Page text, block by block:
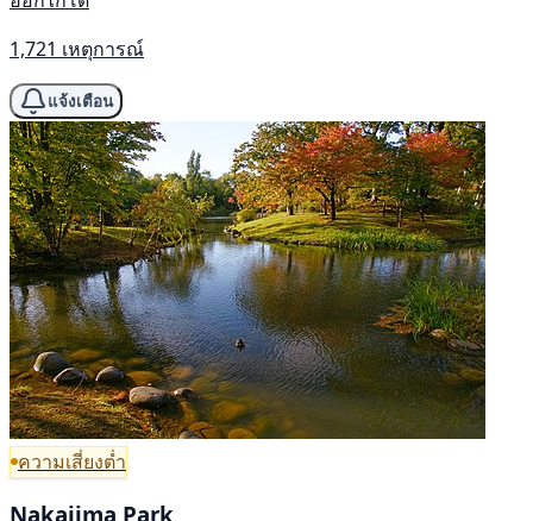
1,721 เหตุการณ์
แจ้งเตือน
ความเสี่ยงต่ำ
Nakajima Park